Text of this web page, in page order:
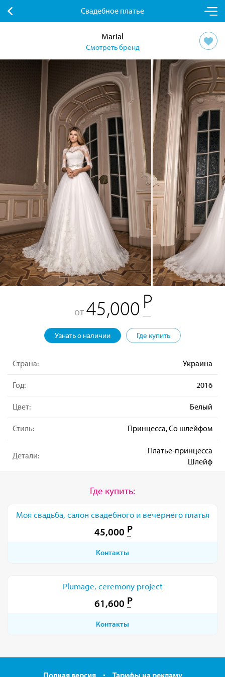
Свадебное платье
Marial
Смотреть бренд
от 45,000
Узнать о наличии Где купить
Страна: Украина
Год: 2016
Цвет: Белый
Стиль: Принцесса, Со шлейфом
Детали:
Платье-принцесса
Шлейф
Где купить:
Моя свадьба, салон свадебного и вечернего платья
45,000
Контакты
Plumage, ceremony project
61,600
Контакты
Полная версия Тарифы на рекламу